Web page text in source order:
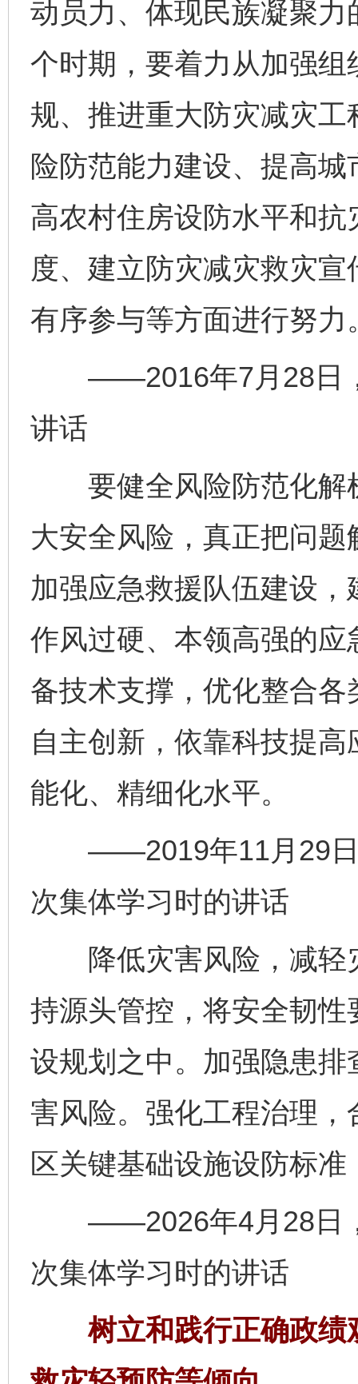
动员力、体现民族凝聚
个时期，要着力从加强
规、推进重大防灾减灾
险防范能力建设、提高
高农村住房设防水平和
度、建立防灾减灾救灾
有序参与等方面进行努力
——2016年7月28日，
讲话
要健全风险防范化解
大安全风险，真正把问
加强应急救援队伍建设
作风过硬、本领高强的
备技术支撑，优化整合
自主创新，依靠科技提
能化、精细化水平。
——2019年11月29日
次集体学习时的讲话
降低灾害风险，减轻
持源头管控，将安全韧
设规划之中。加强隐患
害风险。强化工程治理
区关键基础设施设防标
——2026年4月28日，
次集体学习时的讲话
树立和践行正确政绩